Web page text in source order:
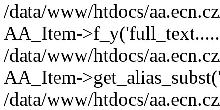
/data/www/htdocs/
AA_Item-
/data/www/htdocs/
AA_Item-
/data/www/htdocs/